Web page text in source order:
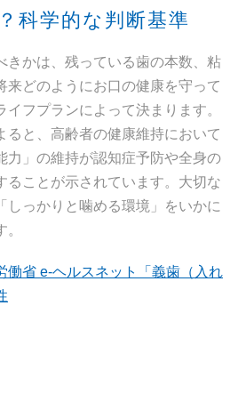
科学的な判断基準
きかは、残っている歯の本数、粘
来どのようにお口の健康を守って
フプランによって決まります。
ると、高齢者の健康維持において
力」の維持が認知症予防や全身の
ることが示されています。大切な
しっかりと噛める環境」をいかに
働省 e-ヘルスネット「義歯（入れ